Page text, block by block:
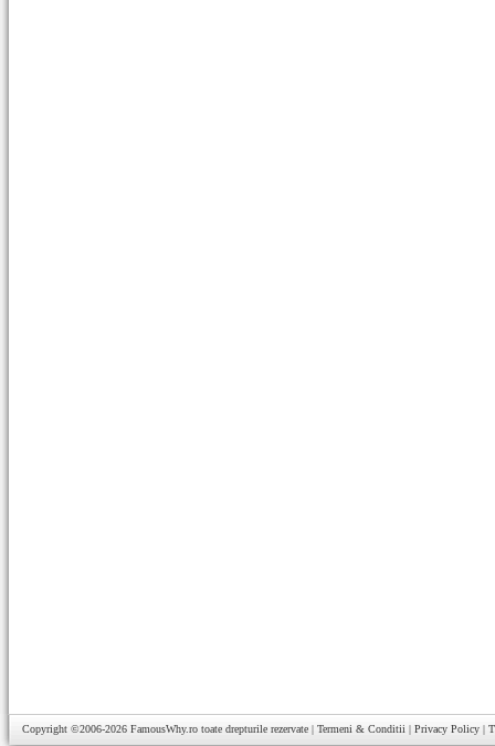
Copyright ©2006-2026 FamousWhy.ro toate drepturile rezervate | Termeni & Conditii | Privacy Policy |